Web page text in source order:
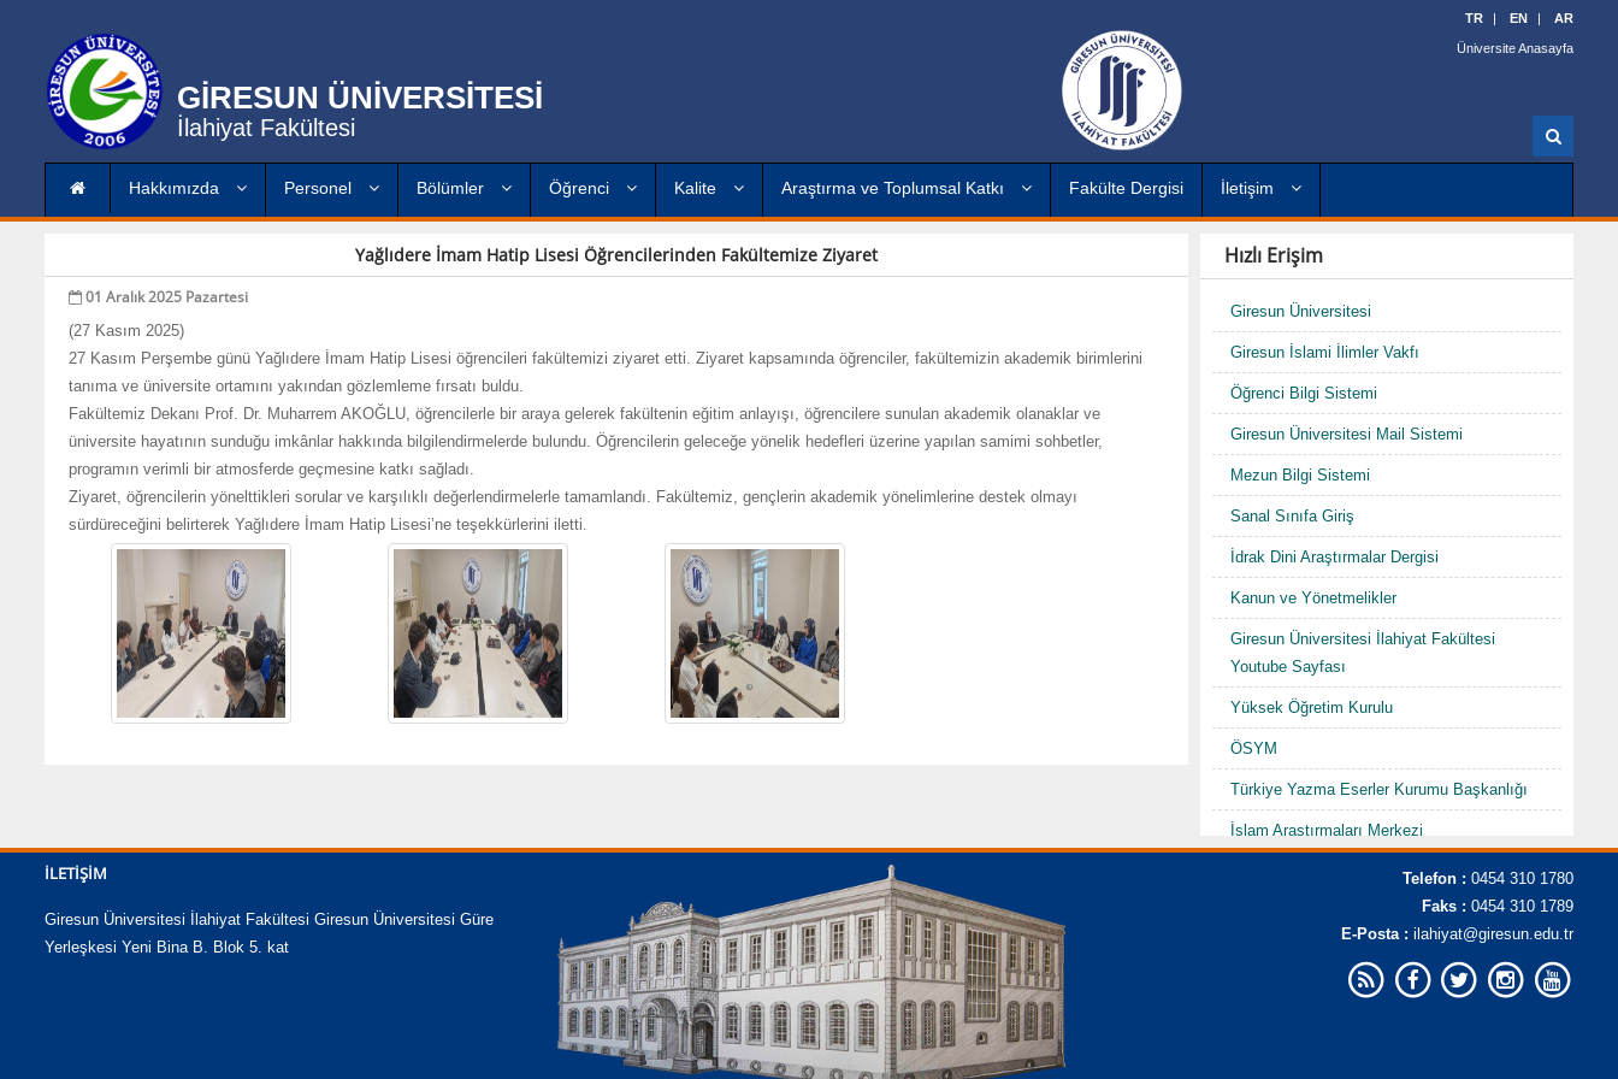
GİRESUN ÜNİVERSİTESİ
İlahiyat Fakültesi
TR EN AR
Üniversite Anasayfa
r
Hakkımızda Personel Bölümler Öğrenci Kalite Araştırma ve Toplumsal Katkı Fakülte Dergisi İletişim
Yağlıdere İmam Hatip Lisesi Öğrencilerinden Fakültemize Ziyaret
01 Aralık 2025 Pazartesi
(27 Kasım 2025)
27 Kasım Perşembe günü Yağlıdere İmam Hatip Lisesi öğrencileri fakültemizi ziyaret etti. Ziyaret kapsamında öğrenciler, fakültemizin akademik birimlerini
tanıma ve üniversite ortamını yakından gözlemleme fırsatı buldu.
Fakültemiz Dekanı Prof. Dr. Muharrem AKOĞLU, öğrencilerle bir araya gelerek fakültenin eğitim anlayışı, öğrencilere sunulan akademik olanaklar ve
üniversite hayatının sunduğu imkânlar hakkında bilgilendirmelerde bulundu. Öğrencilerin geleceğe yönelik hedefleri üzerine yapılan samimi sohbetler,
programın verimli bir atmosferde geçmesine katkı sağladı.
Ziyaret, öğrencilerin yönelttikleri sorular ve karşılıklı değerlendirmelerle tamamlandı. Fakültemiz, gençlerin akademik yönelimlerine destek olmayı
sürdüreceğini belirterek Yağlıdere İmam Hatip Lisesi’ne teşekkürlerini iletti.
Hızlı Erişim
Giresun Üniversitesi
Giresun İslami İlimler Vakfı
Öğrenci Bilgi Sistemi
Giresun Üniversitesi Mail Sistemi
Mezun Bilgi Sistemi
Sanal Sınıfa Giriş
İdrak Dini Araştırmalar Dergisi
Kanun ve Yönetmelikler
Giresun Üniversitesi İlahiyat Fakültesi
Youtube Sayfası
Yüksek Öğretim Kurulu
ÖSYM
Türkiye Yazma Eserler Kurumu Başkanlığı
İslam Araştırmaları Merkezi
Karadenizde Fütüvvet ve Ahilik
Sempozyumu/Şurası-I "Hacı Abdullah
İLETIŞIM
Giresun Üniversitesi İlahiyat Fakültesi Giresun Üniversitesi Güre
Yerleşkesi Yeni Bina B. Blok 5. kat
Telefon : 0454 310 1780
Faks : 0454 310 1789
E-Posta : ilahiyat@giresun.edu.tr